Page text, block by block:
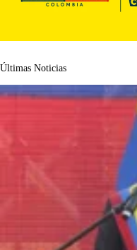
Últimas Noticias